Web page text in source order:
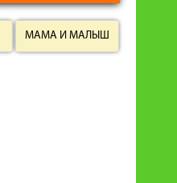
МАМА И МАЛЫШ